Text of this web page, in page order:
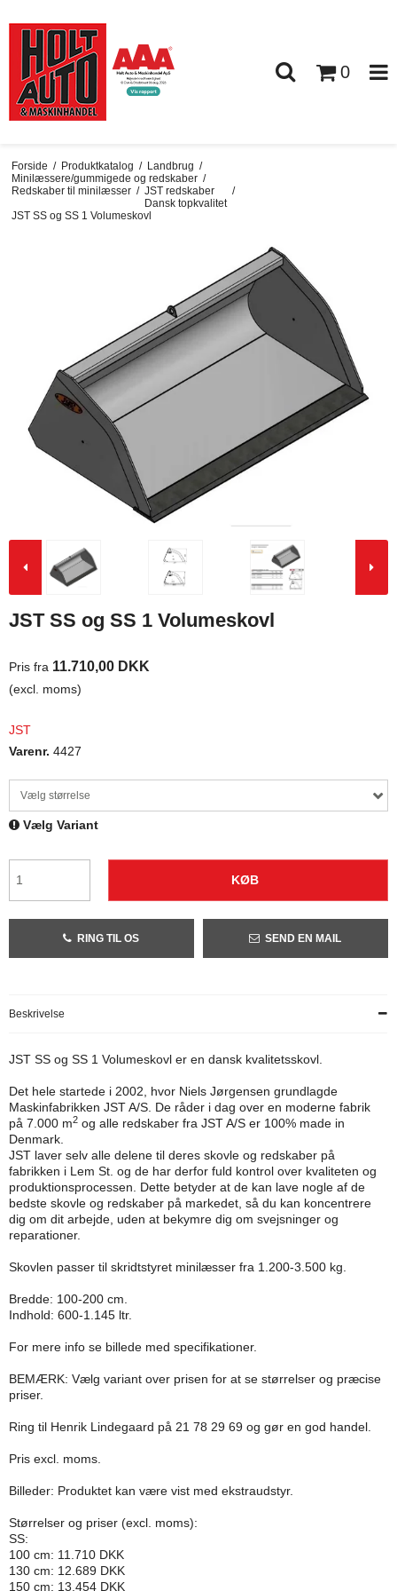
0
Forside / Produktkatalog / Landbrug /
Minilæssere/gummigede og redskaber /
Redskaber til minilæsser / JST redskaber
Dansk topkvalitet
/
JST SS og SS 1 Volumeskovl
JST SS og SS 1 Volumeskovl
Pris fra 11.710,00 DKK
(excl. moms)
JST
Varenr. 4427
Vælg størrelse
Vælg Variant
KØB
RING TIL OS SEND EN MAIL
Beskrivelse
JST SS og SS 1 Volumeskovl er en dansk kvalitetsskovl.
Det hele startede i 2002, hvor Niels Jørgensen grundlagde
Maskinfabrikken JST A/S. De råder i dag over en moderne fabrik
på 7.000 m2 og alle redskaber fra JST A/S er 100% made in
Denmark.
JST laver selv alle delene til deres skovle og redskaber på
fabrikken i Lem St. og de har derfor fuld kontrol over kvaliteten og
produktionsprocessen. Dette betyder at de kan lave nogle af de
bedste skovle og redskaber på markedet, så du kan koncentrere
dig om dit arbejde, uden at bekymre dig om svejsninger og
reparationer.
Skovlen passer til skridtstyret minilæsser fra 1.200-3.500 kg.
Bredde: 100-200 cm.
Indhold: 600-1.145 ltr.
For mere info se billede med specifikationer.
BEMÆRK: Vælg variant over prisen for at se størrelser og præcise
priser.
Ring til Henrik Lindegaard på 21 78 29 69 og gør en god handel.
Pris excl. moms.
Billeder: Produktet kan være vist med ekstraudstyr.
Størrelser og priser (excl. moms):
SS:
100 cm: 11.710 DKK
130 cm: 12.689 DKK
150 cm: 13.454 DKK